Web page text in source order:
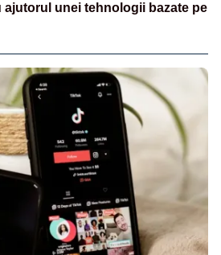
ajutorul unei tehnologii bazate pe